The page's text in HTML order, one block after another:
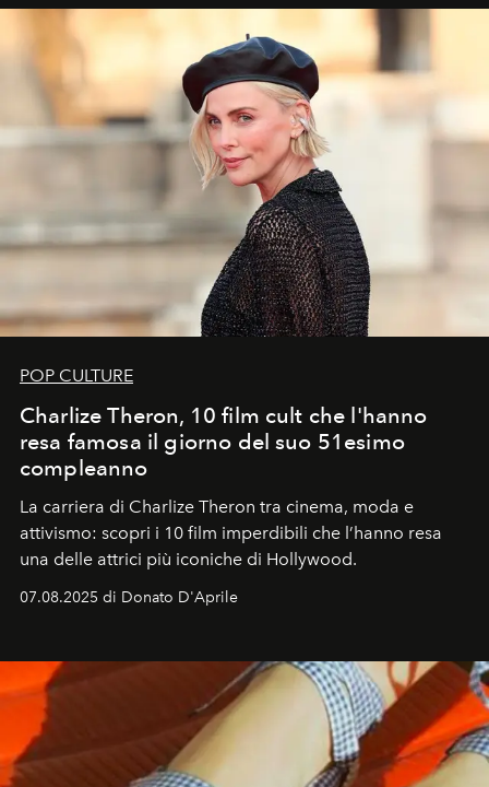
POP CULTURE
Charlize Theron, 10 film cult che l'hanno
resa famosa il giorno del suo 51esimo
compleanno
La carriera di Charlize Theron tra cinema, moda e
attivismo: scopri i 10 film imperdibili che l’hanno resa
una delle attrici più iconiche di Hollywood.
07.08.2025 di Donato D'Aprile